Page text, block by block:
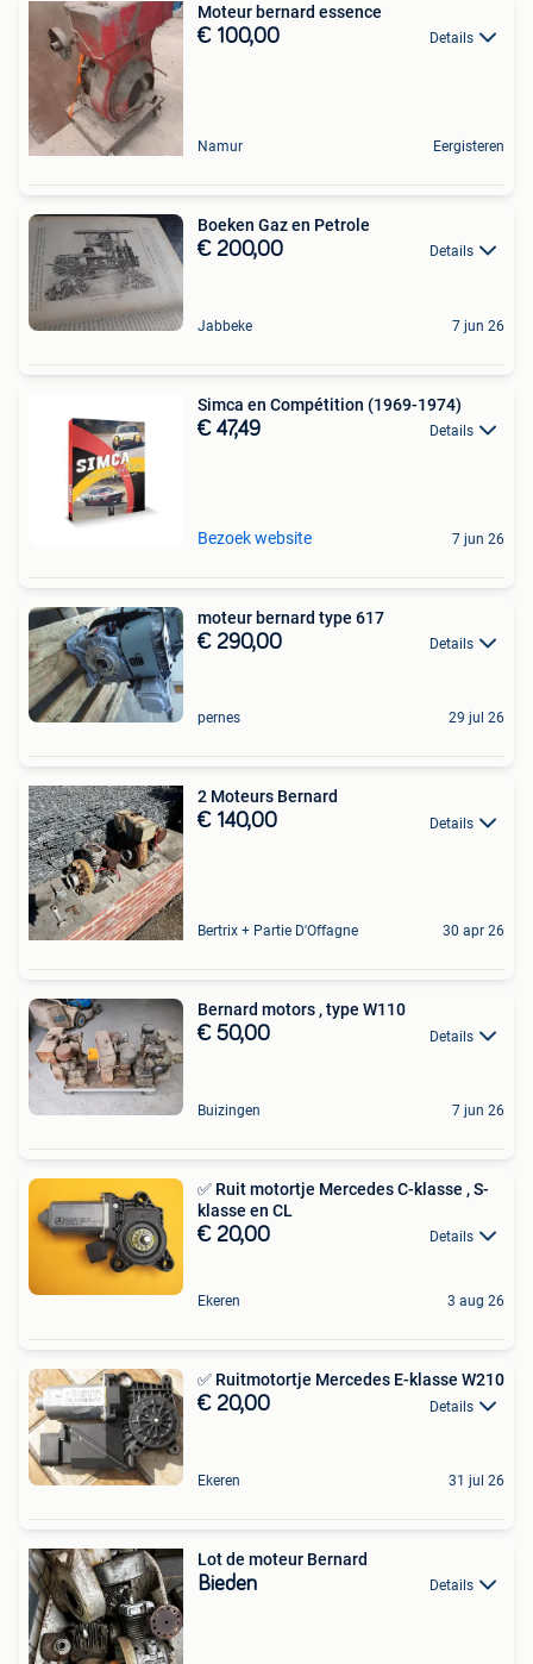
Moteur bernard essence
€ 100,00 Details
Namur Eergisteren
Boeken Gaz en Petrole
€ 200,00 Details
Jabbeke 7 jun 26
Simca en Compétition (1969-1974)
€ 47,49 Details
Bezoek website 7 jun 26
moteur bernard type 617
€ 290,00 Details
pernes 29 jul 26
2 Moteurs Bernard
€ 140,00 Details
Bertrix + Partie D'Offagne 30 apr 26
Bernard motors , type W110
€ 50,00 Details
Buizingen 7 jun 26
✅ Ruit motortje Mercedes C-klasse , S-
klasse en CL
€ 20,00 Details
Ekeren 3 aug 26
✅ Ruitmotortje Mercedes E-klasse W210
€ 20,00 Details
Ekeren 31 jul 26
Lot de moteur Bernard
Bieden Details